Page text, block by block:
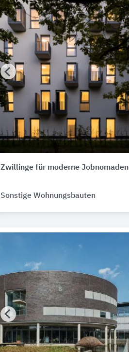
Zwillinge für moderne Jobnomaden
Sonstige Wohnungsbauten